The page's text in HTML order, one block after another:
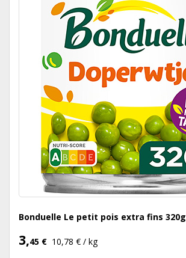
Bonduelle Le petit pois extra fins 320g
3,45 € 10,78 € / kg